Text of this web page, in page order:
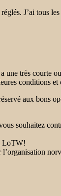
J’ai tous
très courte
conditions et
aux bons
souhaitez
LoTW!